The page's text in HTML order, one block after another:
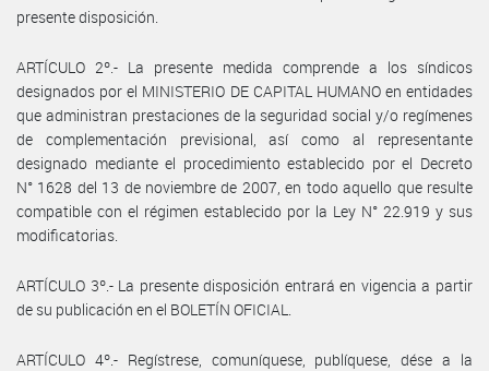
presente disposición.
ARTÍCULO 2º.- La presente medida comprende a los síndicos
designados por el MINISTERIO DE CAPITAL HUMANO en entidades
que administran prestaciones de la seguridad social y/o regímenes
de complementación previsional, así como al representante
designado mediante el procedimiento establecido por el Decreto
N° 1628 del 13 de noviembre de 2007, en todo aquello que resulte
compatible con el régimen establecido por la Ley N° 22.919 y sus
modificatorias.
ARTÍCULO 3º.- La presente disposición entrará en vigencia a partir
de su publicación en el BOLETÍN OFICIAL.
ARTÍCULO 4º.- Regístrese, comuníquese, publíquese, dése a la